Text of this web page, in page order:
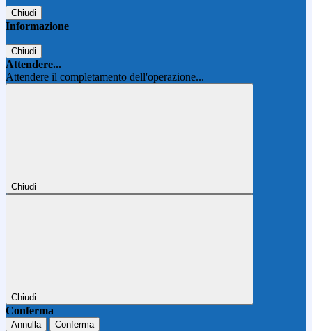
Chiudi
Informazione
Chiudi
Attendere...
Attendere il completamento dell'operazione...
Chiudi
Chiudi
Conferma
Annulla Conferma